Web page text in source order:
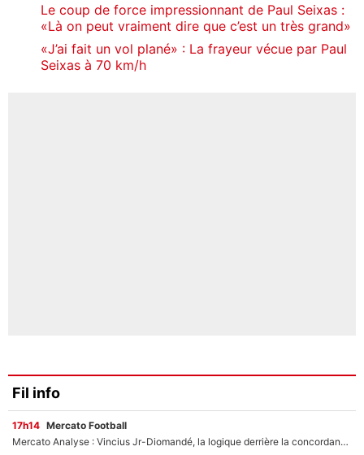
Le coup de force impressionnant de Paul Seixas :
«Là on peut vraiment dire que c’est un très grand»
«J’ai fait un vol plané» : La frayeur vécue par Paul
Seixas à 70 km/h
Fil info
17h14 Mercato Football
Mercato Analyse : Vincius Jr-Diomandé, la logique derrière la concordance des temps